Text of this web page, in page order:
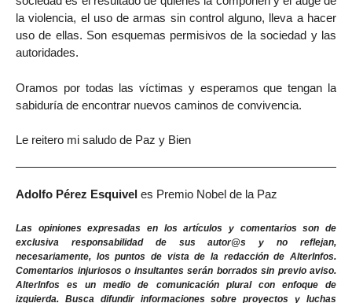
la violencia, el uso de armas sin control alguno, lleva a hacer
uso de ellas. Son esquemas permisivos de la sociedad y las
autoridades.
Oramos por todas las víctimas y esperamos que tengan la
sabiduría de encontrar nuevos caminos de convivencia.
Le reitero mi saludo de Paz y Bien
Adolfo Pérez Esquivel es Premio Nobel de la Paz
Las opiniones expresadas en los artículos y comentarios son de
exclusiva responsabilidad de sus autor@s y no reflejan,
necesariamente, los puntos de vista de la redacción de AlterInfos.
Comentarios injuriosos o insultantes serán borrados sin previo aviso.
AlterInfos es un medio de comunicación plural con enfoque de
izquierda. Busca difundir informaciones sobre proyectos y luchas